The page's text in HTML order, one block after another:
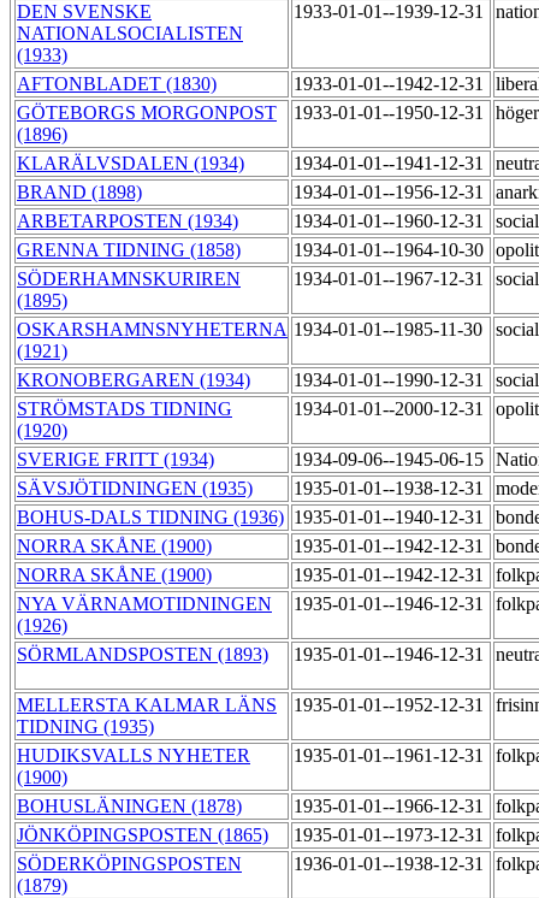
DEN SVENSKE
NATIONALSOCIALISTEN
(1933)
1933-01-01--1939-12-31
AFTONBLADET (1830) 1933-01-01--1942-12-31
GÖTEBORGS MORGONPOST
(1896)
1933-01-01--1950-12-31
KLARÄLVSDALEN (1934) 1934-01-01--1941-12-31
BRAND (1898)
1934-01-01--1956-12-31
ARBETARPOSTEN (1934)
1934-01-01--1960-12-31
GRENNA TIDNING (1858)
1934-01-01--1964-10-30
SÖDERHAMNSKURIREN
(1895)
1934-01-01--1967-12-31
OSKARSHAMNSNYHETERNA
(1921)
1934-01-01--1985-11-30
KRONOBERGAREN (1934) 1934-01-01--1990-12-31
STRÖMSTADS TIDNING
(1920)
1934-01-01--2000-12-31
SVERIGE FRITT (1934) 1934-09-06--1945-06-15
SÄVSJÖTIDNINGEN (1935)
1935-01-01--1938-12-31
BOHUS-DALS TIDNING (1936) 1935-01-01--1940-12-31
NORRA SKÅNE (1900)
1935-01-01--1942-12-31
NORRA SKÅNE (1900)
1935-01-01--1942-12-31
NYA VÄRNAMOTIDNINGEN
(1926)
1935-01-01--1946-12-31
SÖRMLANDSPOSTEN (1893) 1935-01-01--1946-12-31
MELLERSTA KALMAR LÄNS
TIDNING (1935)
1935-01-01--1952-12-31
HUDIKSVALLS NYHETER
(1900)
1935-01-01--1961-12-31
BOHUSLÄNINGEN (1878) 1935-01-01--1966-12-31
JÖNKÖPINGSPOSTEN (1865)
1935-01-01--1973-12-31
SÖDERKÖPINGSPOSTEN
(1879)
1936-01-01--1938-12-31